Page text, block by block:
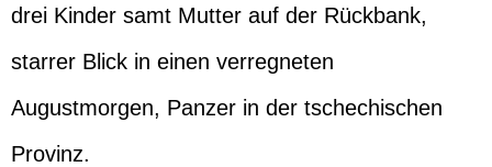
drei Kinder samt Mutter auf der Rückbank,
starrer Blick in einen verregneten
Augustmorgen, Panzer in der tschechischen
Provinz.